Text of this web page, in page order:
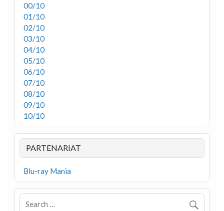
00/10
01/10
02/10
03/10
04/10
05/10
06/10
07/10
08/10
09/10
10/10
PARTENARIAT
Blu-ray Mania